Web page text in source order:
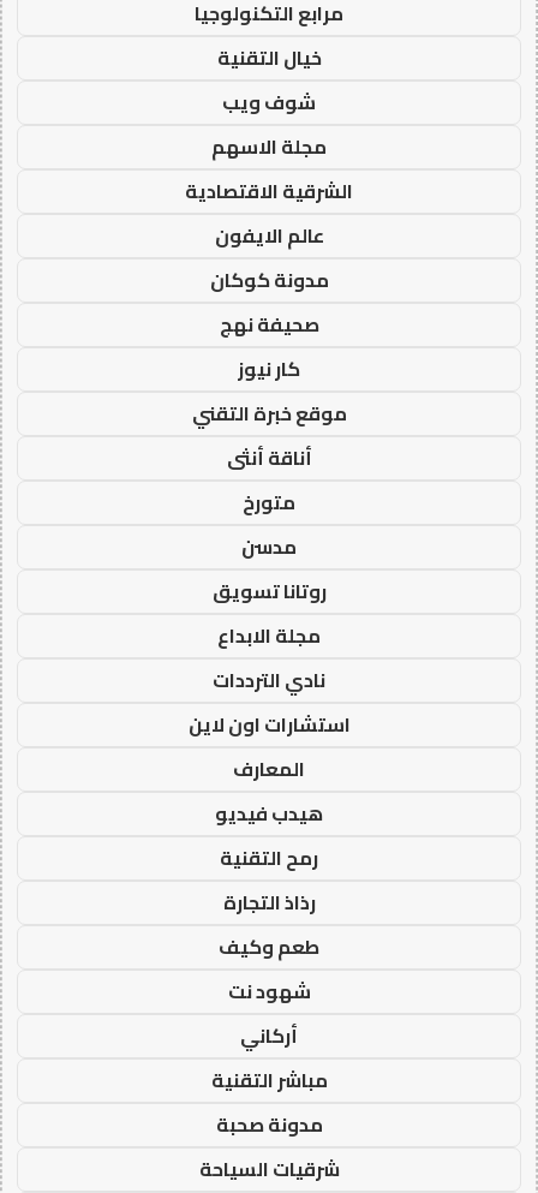
مرابع التكنولوجيا
خيال التقنية
شوف ويب
مجلة الاسهم
الشرقية الاقتصادية
عالم الايفون
مدونة كوكان
صحيفة نهج
كار نيوز
موقع خبرة التقني
أناقة أنثى
متورخ
مدسن
روتانا تسويق
مجلة الابداع
نادي الترددات
استشارات اون لاين
المعارف
هيدب فيديو
رمح التقنية
رذاذ التجارة
طعم وكيف
شهود نت
أركاني
مباشر التقنية
مدونة صحبة
شرقيات السياحة